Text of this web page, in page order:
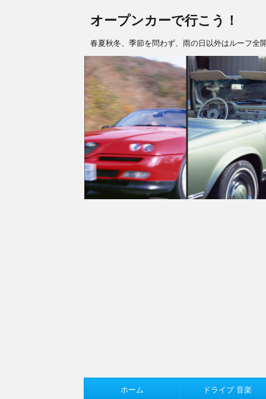
オープンカーで行こう！
春夏秋冬、季節を問わず、雨の日以外はルーフ全
ホーム ドライブ 音楽